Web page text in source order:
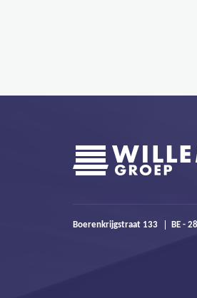
Boerenkrijgstraat 133 BE -